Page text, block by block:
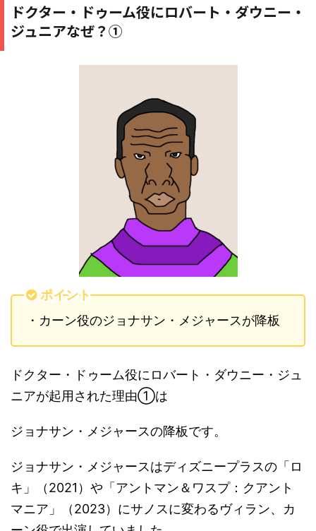
ドクター・ドゥーム役にロバート・ダウニー・
ジュニアなぜ？①
ポイント
・カーン役のジョナサン・メジャースが降板
ドクター・ドゥーム役にロバート・ダウニー・ジュ
ニアが起用された理由①は
ジョナサン・メジャースの降板です。
ジョナサン・メジャースはディズニープラスの「ロ
キ」（2021）や「アントマン＆ワスプ：クアント
マニア」（2023）にサノスに変わるヴィラン、カ